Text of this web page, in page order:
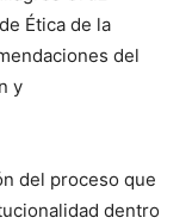
Ética de la
del
y
del proceso que
dentro